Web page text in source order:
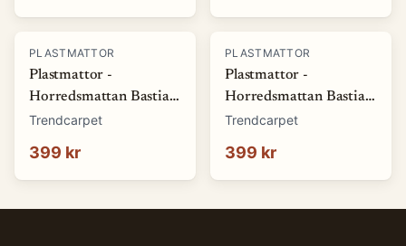
PLASTMATTOR
Plastmattor -
Horredsmattan Bastian
(blå) (Storlek: 70 x 50
Trendcarpet
399 kr
PLASTMATTOR
Plastmattor -
Horredsmattan Bastian
(brun) (Storlek: 70 x 50
Trendcarpet
399 kr